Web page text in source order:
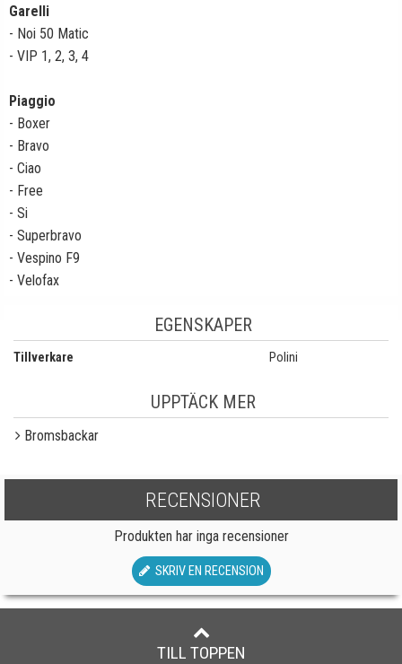
Garelli
- Noi 50 Matic
- VIP 1, 2, 3, 4
Piaggio
- Boxer
- Bravo
- Ciao
- Free
- Si
- Superbravo
- Vespino F9
- Velofax
EGENSKAPER
Tillverkare Polini
UPPTÄCK MER
Bromsbackar
RECENSIONER
Produkten har inga recensioner
SKRIV EN RECENSION
TILL TOPPEN